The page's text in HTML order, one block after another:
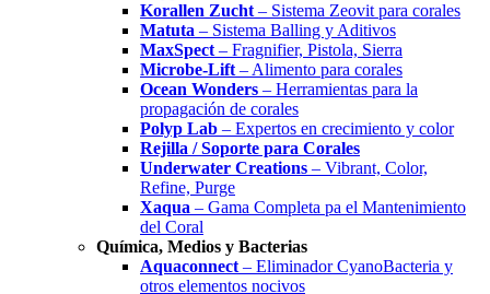
Korallen Zucht – Sistema Zeovit para corales
Matuta – Sistema Balling y Aditivos
MaxSpect – Fragnifier, Pistola, Sierra
Microbe-Lift – Alimento para corales
Ocean Wonders – Herramientas para la
propagación de corales
Polyp Lab – Expertos en crecimiento y color
Rejilla / Soporte para Corales
Underwater Creations – Vibrant, Color,
Refine, Purge
Xaqua – Gama Completa pa el Mantenimiento
del Coral
Química, Medios y Bacterias
Aquaconnect – Eliminador CyanoBacteria y
otros elementos nocivos